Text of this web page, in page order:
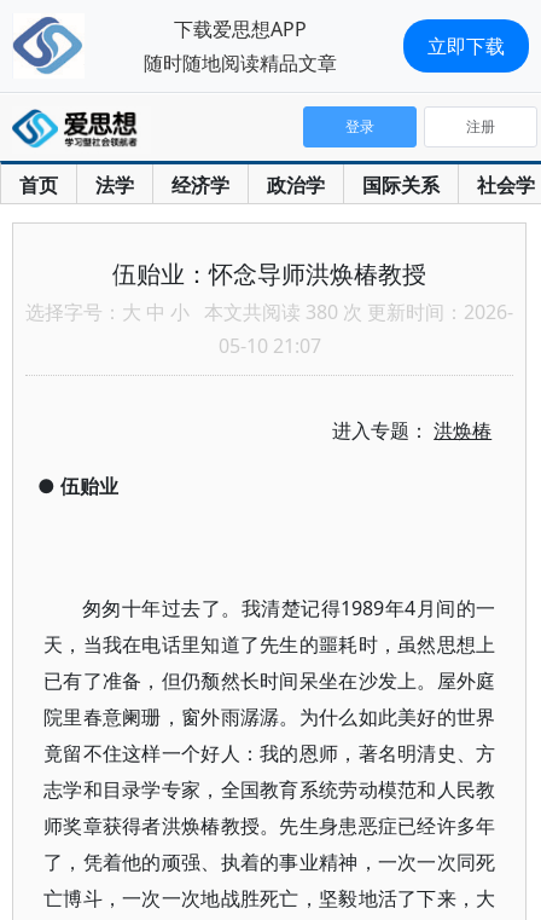
首页 法学 经济学 政治学 国际关系 社会学
登录 注册
伍贻业：怀念导师洪焕椿教授
选择字号： 大 中 小 本文共阅读 380 次 更新时间：2026-
05-10 21:07
进入专题：洪焕椿
● 伍贻业
匆匆十年过去了。我清楚记得1989年4月间的一
天，当我在电话里知道了先生的噩耗时，虽然思想上
已有了准备，但仍颓然长时间呆坐在沙发上。屋外庭
院里春意阑珊，窗外雨潺潺。为什么如此美好的世界
竟留不住这样一个好人：我的恩师，著名明清史、方
志学和目录学专家，全国教育系统劳动模范和人民教
师奖章获得者洪焕椿教授。先生身患恶症已经许多年
了，凭着他的顽强、执着的事业精神，一次一次同死
亡博斗，一次一次地战胜死亡，坚毅地活了下来，大
下载爱思想APP
随时随地阅读精品文章
立即下载